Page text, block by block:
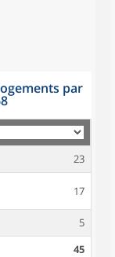
par
23
17
5
45